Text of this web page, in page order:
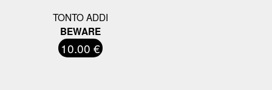
TONTO ADDI
BEWARE
10.00 €